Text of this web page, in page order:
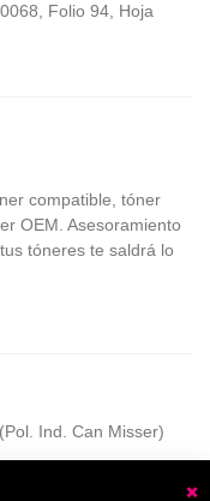
Folio 94, Hoja
compatible, tóner
OEM. Asesoramiento
tóneres te saldrá lo
Ind. Can Misser)